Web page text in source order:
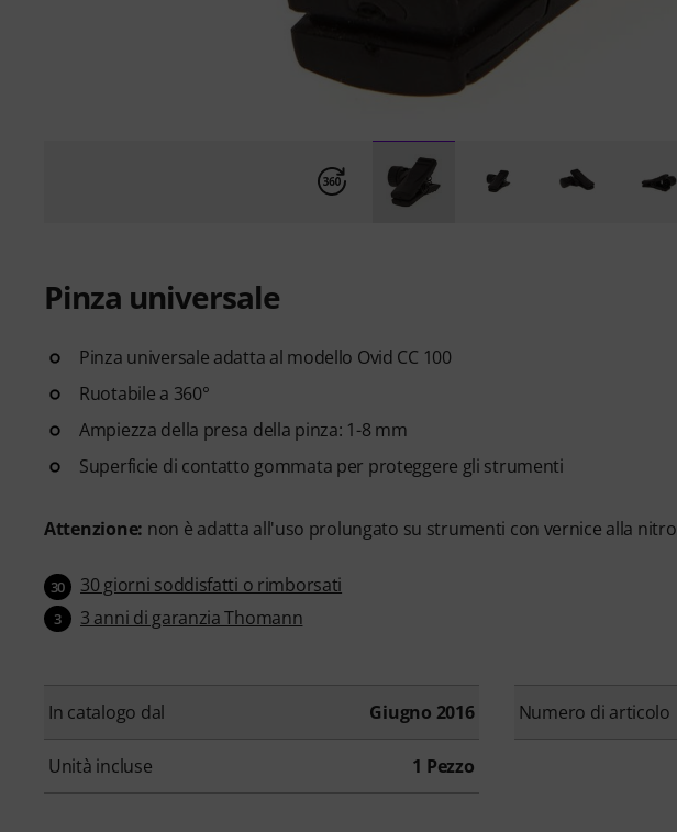
Pinza universale
Pinza universale adatta al modello Ovid CC 100
Ruotabile a 360°
Ampiezza della presa della pinza: 1-8 mm
Superficie di contatto gommata per proteggere gli strumenti
Attenzione: non è adatta all'uso prolungato su strumenti con vernice alla nitro
30 30 giorni soddisfatti o rimborsati
3 3 anni di garanzia Thomann
In catalogo dal Giugno 2016 Numero di articolo
Unità incluse 1 Pezzo